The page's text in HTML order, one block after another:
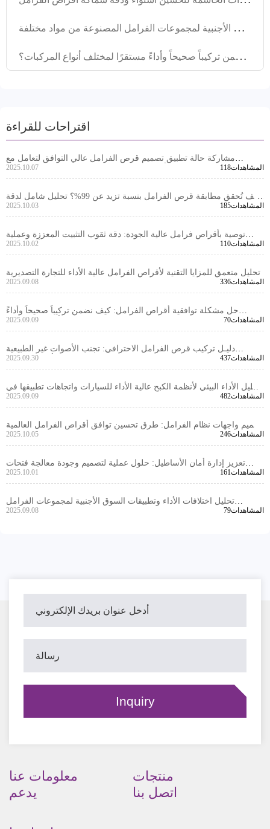
ت
حليل اختلافات الأداء وتطبيقات السوق الأجنبية لمجموعات الفرامل المصنوعة من مواد مختلفة
ح
ل مشكلة توافقية أقراص الفرامل: كيف نضمن تركيباً صحيحاً وأداءً مستقرًا لمختلف أنواع المركبات؟
اقتراحات للقراءة
مشاركة حالة تطبيق تصميم قرص الفرامل عالي التوافق لتعامل مع
الاختلافات في أنظمة الفرامل للمركبات في الأسواق المتعددة
2025.10.07 118المشاهدات
كيف تُحقق مطابقة قرص الفرامل بنسبة تزيد عن 99%؟ تحليل شامل لدقة
ثقوب التثبيت وإدارة الانحرافات البُعدية
2025.10.03 185المشاهدات
توصية بأقراص فرامل عالية الجودة: دقة ثقوب التثبيت المعززة وعملية
الخراطة الدقيقة لضمان أداء متميز
2025.10.02 110المشاهدات
تحليل متعمق للمزايا التقنية لأقراص الفرامل عالية الأداء للتجارة التصديرية
2025.09.08 336المشاهدات
حل مشكلة توافقية أقراص الفرامل: كيف نضمن تركيباً صحيحاً وأداءً
مستقرًا لمختلف أنواع المركبات؟
2025.09.09 70المشاهدات
دليـل تركيب قرص الفرامل الاحترافي: تجنب الأصوات غير الطبيعية
والاهتزازات بخطوات دقيقة وأدوات موثوقة
2025.09.30 437المشاهدات
تحليل الأداء البيئي لأنظمة الكبح عالية الأداء للسيارات واتجاهات تطبيقها في
السوق العالمية
2025.09.09 482المشاهدات
تصميم واجهات نظام الفرامل: طرق تحسين توافق أقراص الفرامل العالمية
لجميع المركبات
2025.10.05 246المشاهدات
تعزيز إدارة أمان الأساطيل: حلول عملية لتصميم وجودة معالجة فتحات
تحديد قرص الفرامل
2025.10.01 161المشاهدات
تحليل اختلافات الأداء وتطبيقات السوق الأجنبية لمجموعات الفرامل
المصنوعة من مواد مختلفة
2025.09.08 79المشاهدات
معلومات عنا
منتجات
يدعم
اتصل بنا